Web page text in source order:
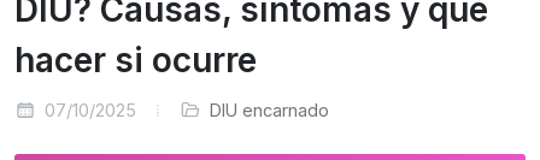
DIU? Causas, síntomas y qué
hacer si ocurre
07/10/2025 DIU encarnado